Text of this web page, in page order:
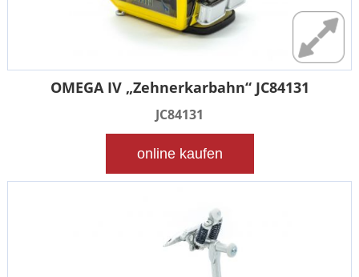
OMEGA IV „Zehnerkarbahn“ JC84131
JC84131
online kaufen